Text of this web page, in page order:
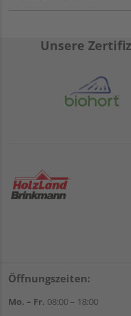
Unsere
Öffnungszeiten:
Mo. – Fr. 08:00 – 18:00